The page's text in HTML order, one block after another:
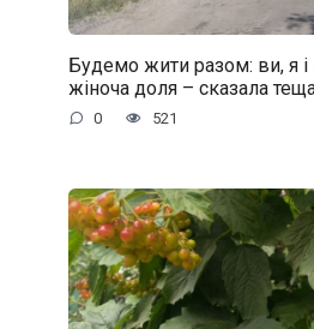
Будемо жити разом: ви, я
жіноча доля – сказала
0 521